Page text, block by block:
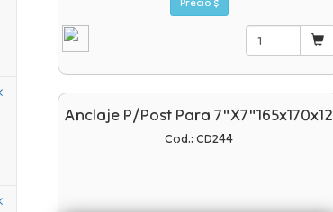
Anclaje P/post Para 7"x7"165x170x12
Cod.: CD244